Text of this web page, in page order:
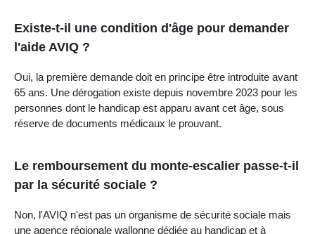
Existe-t-il une condition d'âge pour demander
l'aide AVIQ ?
Oui, la première demande doit en principe être introduite avant
65 ans. Une dérogation existe depuis novembre 2023 pour les
personnes dont le handicap est apparu avant cet âge, sous
réserve de documents médicaux le prouvant.
Le remboursement du monte-escalier passe-t-il
par la sécurité sociale ?
Non, l'AVIQ n'est pas un organisme de sécurité sociale mais
une agence régionale wallonne dédiée au handicap et à